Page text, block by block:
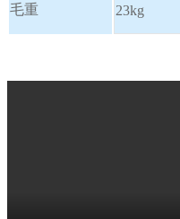
毛重 23kg